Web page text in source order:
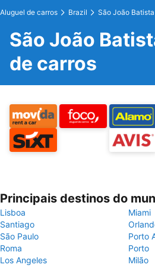
Aluguel de carros Brazil São João Batista
São João
de carros
Principais destinos do
Lisboa
Miami
Santiago
São Paulo
Porto
Roma
Porto
Los Angeles
Milão